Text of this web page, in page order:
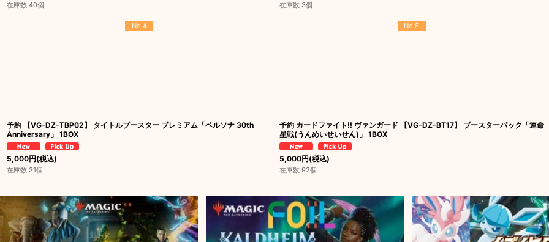
在庫数 40個 在庫数 3個
No.4
予約 【VG-DZ-TBP02】 タイトルブースター プレミアム「ペルソナ 30th
Anniversary」 1BOX
5,000円(税込)
在庫数 31個
No.5
予約 カードファイト!! ヴァンガード 【VG-DZ-BT17】 ブースターパック「運命
星戦(うんめいせいせん)」 1BOX
5,000円(税込)
在庫数 92個